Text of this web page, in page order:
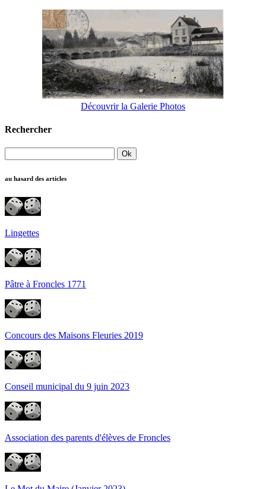
Découvrir la Galerie Photos
Rechercher
au hasard des articles
Lingettes
Pâtre à Froncles 1771
Concours des Maisons Fleuries 2019
Conseil municipal du 9 juin 2023
Association des parents d'élèves de Froncles